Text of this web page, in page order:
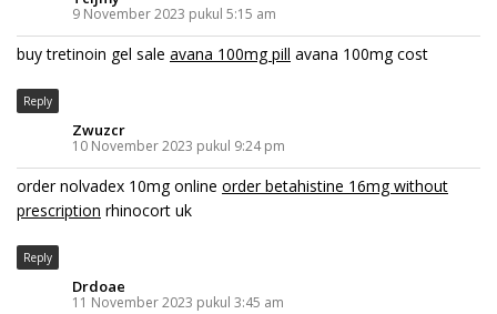
9 November 2023 pukul 5:15 am
buy tretinoin gel sale avana 100mg pill avana 100mg cost
Reply
Zwuzcr
10 November 2023 pukul 9:24 pm
order nolvadex 10mg online order betahistine 16mg without
prescription rhinocort uk
Reply
Drdoae
11 November 2023 pukul 3:45 am